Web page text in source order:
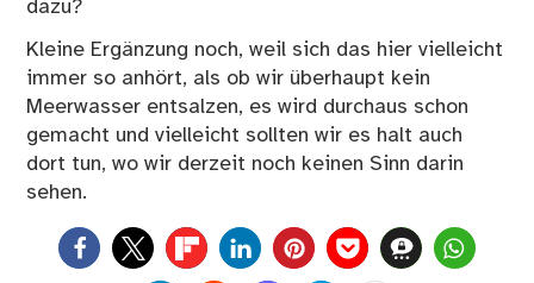
dazu?
Kleine Ergänzung noch, weil sich das hier vielleicht
immer so anhört, als ob wir überhaupt kein
Meerwasser entsalzen, eswird durchaus schon
gemacht und vielleicht sollten wir es halt auch
dort tun, wo wir derzeit noch keinen Sinn darin
sehen.
0